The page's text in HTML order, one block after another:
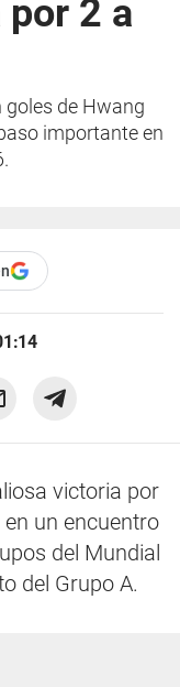
por 2 a
de Hwang
importante en
victoria por
en un encuentro
del Mundial
del Grupo A.